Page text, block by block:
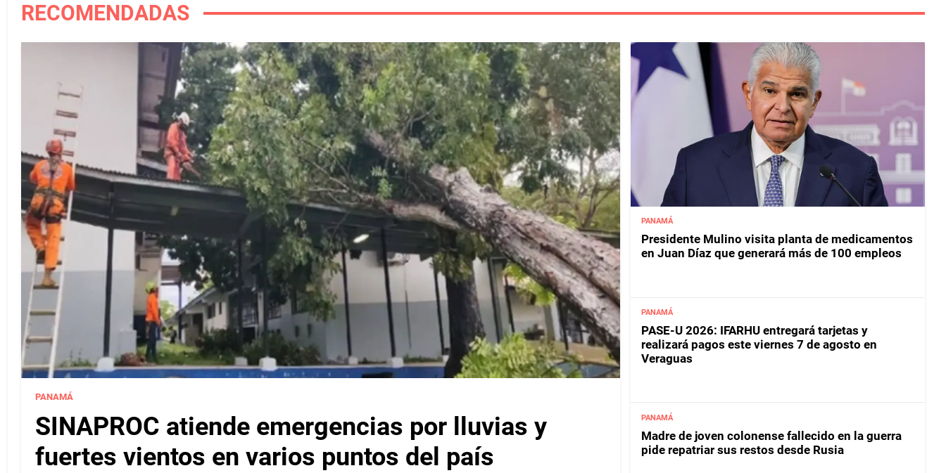
RECOMENDADAS
PANAMÁ
SINAPROC atiende emergencias por lluvias y
fuertes vientos en varios puntos del país
PANAMÁ
Presidente Mulino visita planta de medicamentos
en Juan Díaz que generará más de 100 empleos
PANAMÁ
PASE-U 2026: IFARHU entregará tarjetas y
realizará pagos este viernes 7 de agosto en
Veraguas
PANAMÁ
Madre de joven colonense fallecido en la guerra
pide repatriar sus restos desde Rusia